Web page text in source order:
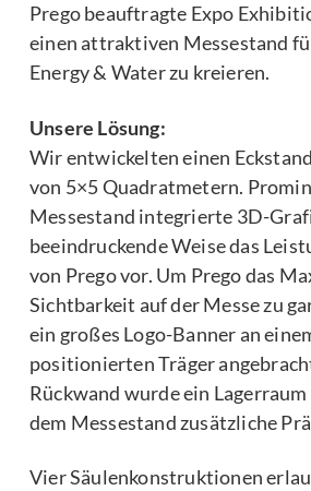
Prego beauftragte Expo
einen attraktiven Messestand
Energy & Water zu kreieren.
Unsere Lösung:
Wir entwickelten einen
von 5×5 Quadratmetern.
Messestand integrierte 3D-
beeindruckende Weise das
von Prego vor. Um Prego das
Sichtbarkeit auf der Messe zu
ein großes Logo-Banner an
positionierten Träger
Rückwand wurde ein
dem Messestand zusätzliche
Vier Säulenkonstruktionen